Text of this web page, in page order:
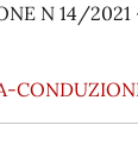
N 14/2021